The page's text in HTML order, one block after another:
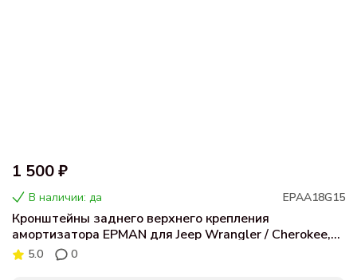
1 500 ₽
В наличии: да EPAA18G15
Кронштейны заднего верхнего крепления
амортизатора EPMAN для Jeep Wrangler / Cherokee,
комплект 2 шт
5.0 0